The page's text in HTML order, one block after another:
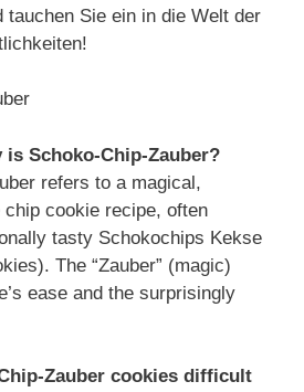
tauchen Sie ein in die Welt der
is Schoko-Chip-Zauber?
refers to a magical,
cookie recipe, often
tasty Schokochips Kekse
The “Zauber” (magic)
ease and the surprisingly
Zauber cookies difficult